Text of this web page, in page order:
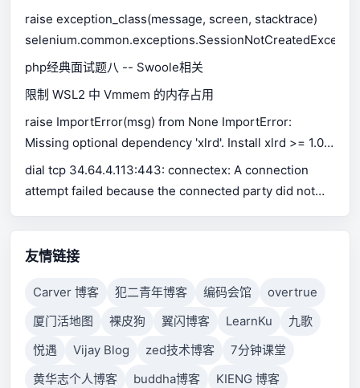
available.
raise exception_class(message, screen, stacktrace)
php经典面试题八 -- Swoole相关
限制 WSL2 中 Vmmem 的内存占用
raise ImportError(msg) from None ImportError:
Missing optional dependency 'xlrd'. Install xlrd >= 1.0.0
for Excel support Use pip or conda to install xlrd.
dial tcp 34.64.4.113:443: connectex: A connection
attempt failed because the connected party did not
connection failed because connected host has failed
to respond.
友情链接
Carver 博客 犯二青年博客 编码会馆
overtrue
厦门活地图
裸皮狗 翼闪博客 LearnKu
九歌
悦遇
Vijay Blog zed技术博客
7分钟课堂
黄华志个人博客
buddha博客
KIENG 博客